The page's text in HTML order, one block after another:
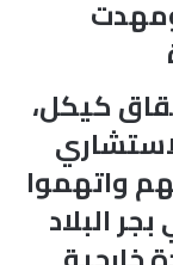
كيكل،
واتهموا
البلاد